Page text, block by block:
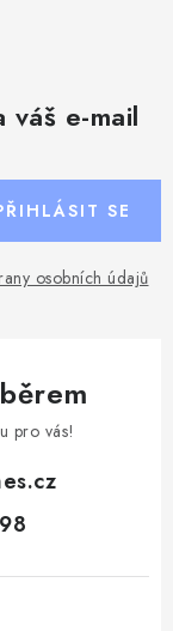
váš e-mail
osobních údajů
SE
pro vás!